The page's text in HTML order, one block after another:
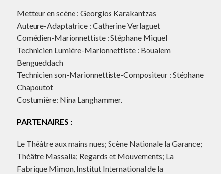
Metteur en scène : Georgios Karakantzas
Auteure-Adaptatrice : Catherine Verlaguet
Comédien-Marionnettiste : Stéphane Miquel
Technicien Lumière-Marionnettiste : Boualem
Bengueddach
Technicien son-Marionnettiste-Compositeur : Stéphane
Chapoutot
Costumière: Nina Langhammer.
PARTENAIRES :
Le Théâtre aux mains nues; Scène Nationale la Garance;
Théâtre Massalia; Regards et Mouvements; La
Fabrique Mimon, Institut International de la